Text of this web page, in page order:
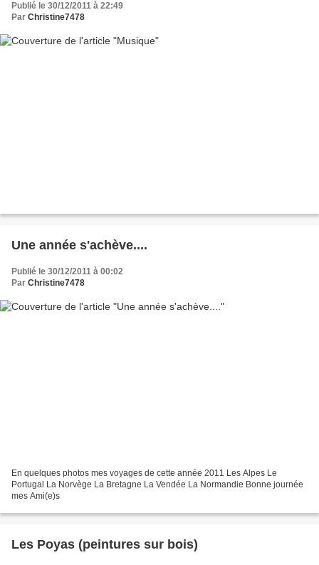
Publié le 30/12/2011 à 22:49
Par Christine7478
Une année s'achève....
Publié le 30/12/2011 à 00:02
Par Christine7478
En quelques photos mes voyages de cette année 2011 Les Alpes Le
Portugal La Norvège La Bretagne La Vendée La Normandie Bonne journée
mes Ami(e)s
Les Poyas (peintures sur bois)